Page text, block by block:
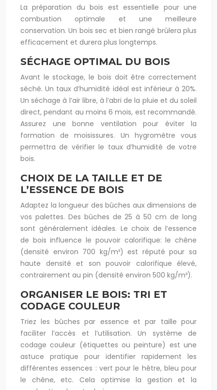
La préparation du bois est essentielle pour une
combustion optimale et une meilleure
conservation. Un bois sec et bien rangé brûlera plus
efficacement et durera plus longtemps.
SÉCHAGE OPTIMAL DU BOIS
Avant le stockage, le bois doit être correctement
séché. Un taux d’humidité idéal est inférieur à 20%.
Un séchage à l’air libre, à l’abri de la pluie et du soleil
direct, pendant au moins 6 mois, est recommandé.
Assurez une bonne ventilation pour éviter la
formation de moisissures. Un hygromètre vous
permettra de vérifier le taux d’humidité de votre
bois.
CHOIX DE LA TAILLE ET DE
L’ESSENCE DE BOIS
Adaptez la longueur des bûches aux dimensions de
vos palettes. Des bûches de 25 à 50 cm de long
sont généralement idéales. Le choix de l’essence
de bois influence le pouvoir calorifique: le chêne
(densité environ 700 kg/m³) est réputé pour sa
haute densité et son pouvoir calorifique élevé,
contrairement au pin (densité environ 500 kg/m³).
ORGANISER LE BOIS: TRI ET
CODAGE COULEUR
Triez les bûches par essence et par taille pour
faciliter l’accès et l’utilisation. Un système de
codage couleur (étiquettes ou peinture) est une
astuce pratique pour identifier rapidement les
différentes essences : vert pour le hêtre, bleu pour
le chêne, etc. Cela optimise la gestion et la